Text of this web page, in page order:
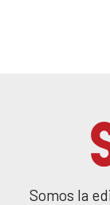
Somos la